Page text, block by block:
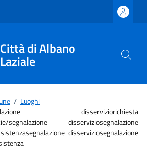
Città di Albano
Laziale
/ Luoghi
disserviziorichiesta
segnalazione disserviziosegnalazione
disserviziosegnalazione